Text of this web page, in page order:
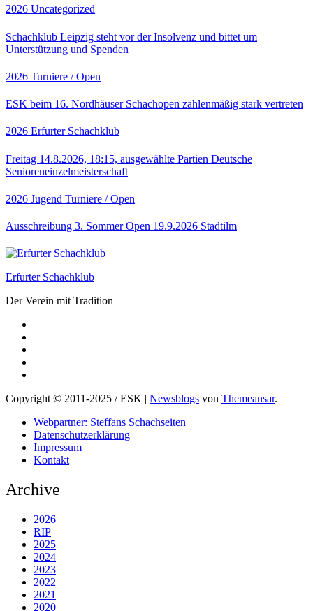
2026 Uncategorized
Schachklub Leipzig steht vor der Insolvenz und bittet um
Unterstützung und Spenden
2026 Turniere / Open
ESK beim 16. Nordhäuser Schachopen zahlenmäßig stark vertreten
2026 Erfurter Schachklub
Freitag 14.8.2026, 18:15, ausgewählte Partien Deutsche
Senioreneinzelmeisterschaft
2026 Jugend Turniere / Open
Ausschreibung 3. Sommer Open 19.9.2026 Stadtilm
Erfurter Schachklub
Der Verein mit Tradition
Copyright © 2011-2025 / ESK Newsblogs von Themeansar.
Webpartner: Steffans Schachseiten
Datenschutzerklärung
Impressum
Kontakt
Archive
2026
RIP
2025
2024
2023
2022
2021
2020